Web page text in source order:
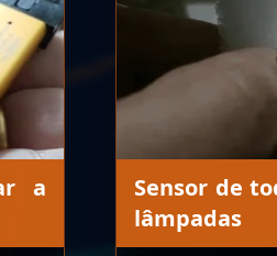
a
Sensor de
lâmpadas